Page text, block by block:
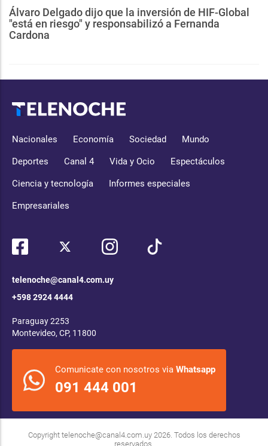
Álvaro Delgado dijo que la inversión de HIF-Global
"está en riesgo" y responsabilizó a Fernanda
Cardona
Nacionales Economía Sociedad Mundo
Deportes Canal 4 Vida y Ocio Espectáculos
Ciencia y tecnología Informes especiales
Empresariales
telenoche@canal4.com.uy
+598 2924 4444
Paraguay 2253
Montevideo, CP, 11800
Comunicate con nosotros via Whatsapp
091 444 001
Copyright telenoche@canal4.com.uy2026. Todos los derechos
reservados.